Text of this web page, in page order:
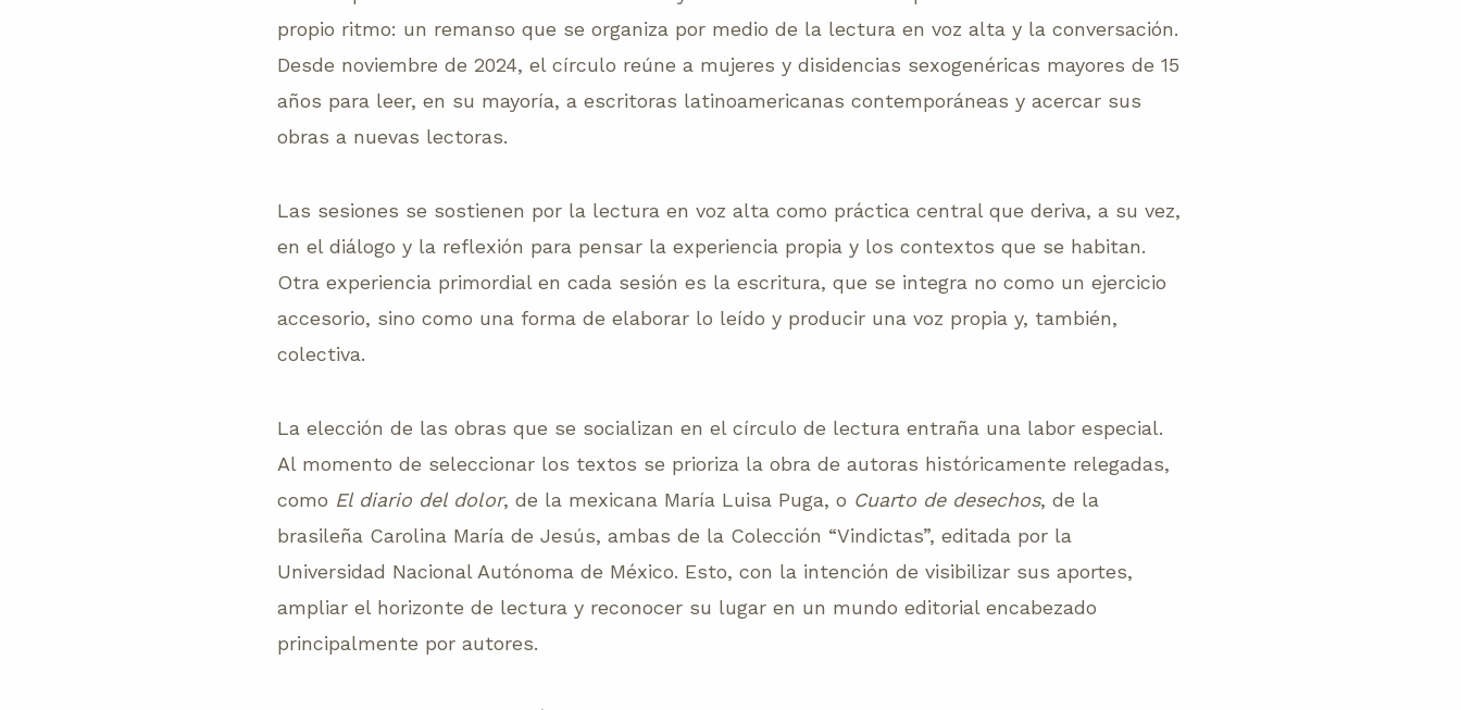
propio ritmo: un remanso que se organiza por medio de la lectura en voz alta y la conversación.
Desde noviembre de 2024, el círculo reúne a mujeres y disidencias sexogenéricas mayores de 15
años para leer, en su mayoría, a escritoras latinoamericanas contemporáneas y acercar sus
obras a nuevas lectoras.
Las sesiones se sostienen por la lectura en voz alta como práctica central que deriva, a su vez,
en el diálogo y la reflexión para pensar la experiencia propia y los contextos que se habitan.
Otra experiencia primordial en cada sesión es la escritura, que se integra no como un ejercicio
accesorio, sino como una forma de elaborar lo leído y producir una voz propia y, también,
colectiva.
La elección de las obras que se socializan en el círculo de lectura entraña una labor especial.
Al momento de seleccionar los textos se prioriza la obra de autoras históricamente relegadas,
como El diario del dolor, de la mexicana María Luisa Puga, o Cuarto de desechos, de la
brasileña Carolina María de Jesús, ambas de la Colección “Vindictas”, editada por la
Universidad Nacional Autónoma de México. Esto, con la intención de visibilizar sus aportes,
ampliar el horizonte de lectura y reconocer su lugar en un mundo editorial encabezado
principalmente por autores.